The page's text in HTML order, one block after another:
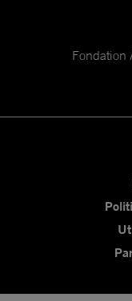
Fondation